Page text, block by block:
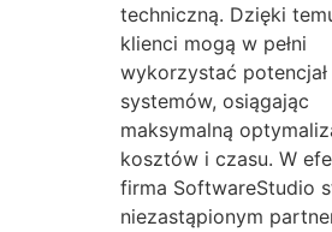
techniczną. Dzięki
klienci mogą w pełni
wykorzystać
systemów, osiągając
maksymalną
kosztów i czasu. W
firma SoftwareStudio
niezastąpionym